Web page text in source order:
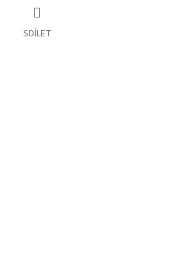
SDÍLET